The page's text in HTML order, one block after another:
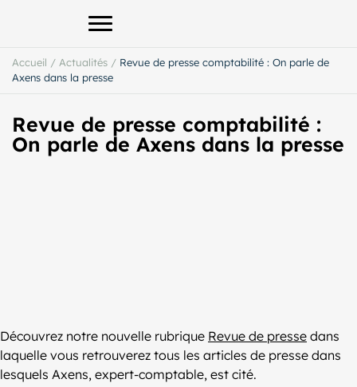
Afficher le menu principal
Accueil / Actualités / Revue de presse comptabilité : On parle de
Axens dans la presse
Revue de presse comptabilité :
On parle de Axens dans la presse
Découvrez notre nouvelle rubrique Revue de presse dans
laquelle vous retrouverez tous les articles de presse dans
lesquels Axens, expert-comptable, est cité.